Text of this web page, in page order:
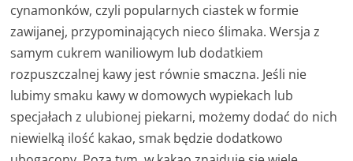
cynamonków, czyli popularnych ciastek w formie
zawijanej, przypominających nieco ślimaka. Wersja z
samym cukrem waniliowym lub dodatkiem
rozpuszczalnej kawy jest równie smaczna. Jeśli nie
lubimy smaku kawy w domowych wypiekach lub
specjałach z ulubionej piekarni, możemy dodać do nich
niewielką ilość kakao, smak będzie dodatkowo